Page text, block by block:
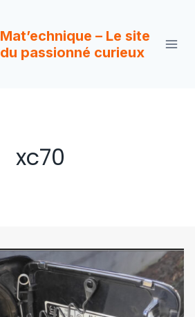
Mat’echnique – Le site
du passionné curieux
xc70